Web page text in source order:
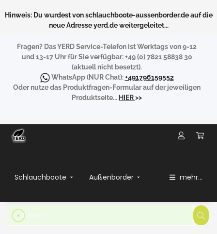
Hinweis: Du wurdest von schlauchboote-aussenborder.de auf die
neue Adresse yerd.de weitergeleitet...
Fragen? Das YERD Service-Telefon ist Werktags von 9-12
und 13-17 Uhr für Sie verfügbar:+49 (0) 7821 58838 30
(aktuell nicht besetzt).
WhatsApp(NUR Chat):+491796159552
Oder nutze das Produktfragen-Formular auf der jeweiligen
Produktseite... HIER>>
Schlauchboote Außenborder mehr...